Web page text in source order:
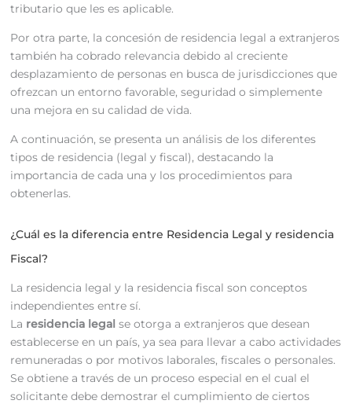
tributario que les es aplicable.
Por otra parte, la concesión de residencia legal a extranjeros
también ha cobrado relevancia debido al creciente
desplazamiento de personas en busca de jurisdicciones que
ofrezcan un entorno favorable, seguridad o simplemente
una mejora en su calidad de vida.
A continuación, se presenta un análisis de los diferentes
tipos de residencia (legal y fiscal), destacando la
importancia de cada una y los procedimientos para
obtenerlas.
¿Cuál es la diferencia entre Residencia Legal y residencia
Fiscal?
La residencia legal y la residencia fiscal son conceptos
independientes entre sí.
La residencia legalse otorga a extranjeros que desean
establecerse en un país, ya sea para llevar a cabo actividades
remuneradas o por motivos laborales, fiscales o personales.
Se obtiene a través de un proceso especial en el cual el
solicitante debe demostrar el cumplimiento de ciertos